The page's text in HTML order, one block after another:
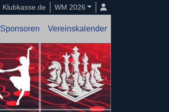
Klubkasse.de WM 2026
Sponsoren Vereinskalender